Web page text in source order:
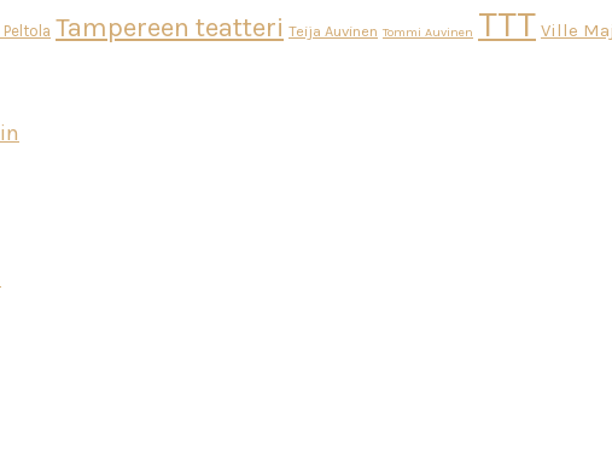
Peltola Tampereen teatteri Teija Auvinen Tommi Auvinen TTT Ville